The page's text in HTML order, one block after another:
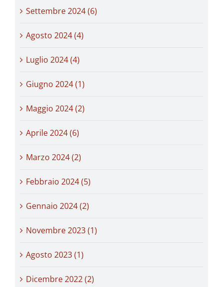
Settembre 2024 (6)
Agosto 2024 (4)
Luglio 2024 (4)
Giugno 2024 (1)
Maggio 2024 (2)
Aprile 2024 (6)
Marzo 2024 (2)
Febbraio 2024 (5)
Gennaio 2024 (2)
Novembre 2023 (1)
Agosto 2023 (1)
Dicembre 2022 (2)